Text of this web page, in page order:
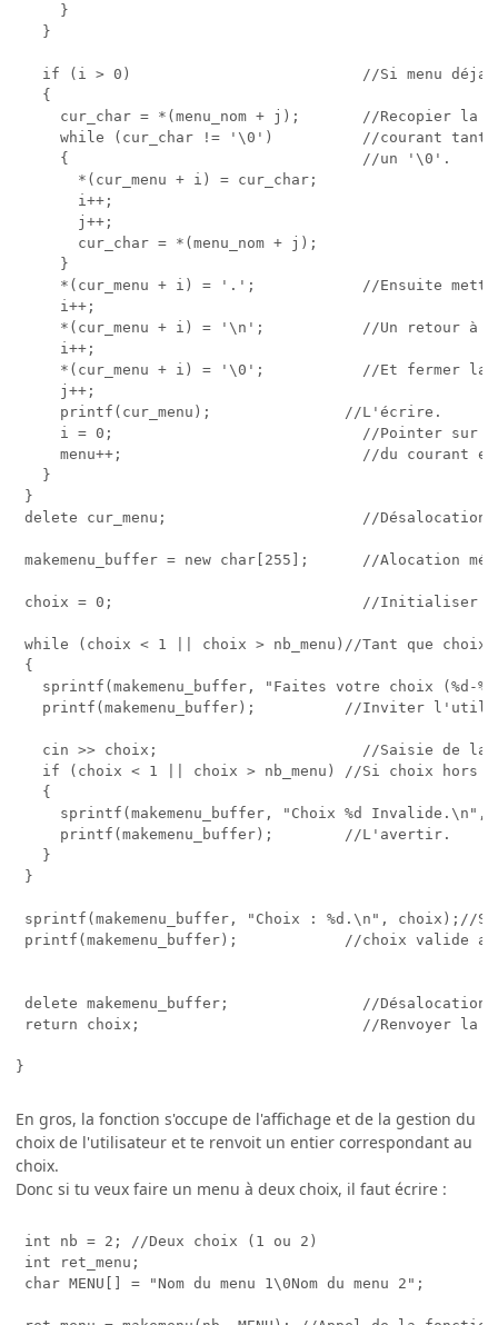
}
}
if (i > 0)                          //Si menu déja
{
cur_char = *(menu_nom + j);       //Recopier
while (cur_char != '\0')          //courant tant
{                                 //un '\0'.
*(cur_menu + i) = cur_char;
i++;
j++;
cur_char = *(menu_nom + j);
}
*(cur_menu + i) = '.';            //Ensuite
i++;
*(cur_menu + i) = '\n';           //Un retour à
i++;
*(cur_menu + i) = '\0';           //Et fermer la
j++;
printf(cur_menu);               //L'écrire.
i = 0;                            //Pointer sur
menu++;                           //du courant et
}
}
delete cur_menu;                      //
makemenu_buffer = new char[255];      //Alocation
choix = 0;                            //Initialiser
while (choix < 1 || choix > nb_menu)//Tant que
{
sprintf(makemenu_buffer, "Faites votre choix (%d-
printf(makemenu_buffer);          //Inviter
cin >> choix;                       //Saisie de la
if (choix < 1 || choix > nb_menu) //Si choix hors
{
sprintf(makemenu_buffer, "Choix %d Invalide.\n",
printf(makemenu_buffer);        //L'avertir.
}
}
sprintf(makemenu_buffer, "Choix : %d.\n", choix);//
printf(makemenu_buffer);            //choix valide
delete makemenu_buffer;               //Désalocation
return choix;                         //Renvoyer la
En gros, la fonction s'occupe de l'affichage et de la gestion du
choix de l'utilisateur et te renvoit un entier correspondant au
choix.
Donc si tu veux faire un menu à deux choix, il faut écrire :
int nb = 2; //Deux choix (1 ou 2)
int ret_menu;
char MENU[] = "Nom du menu 1\0Nom du menu 2";